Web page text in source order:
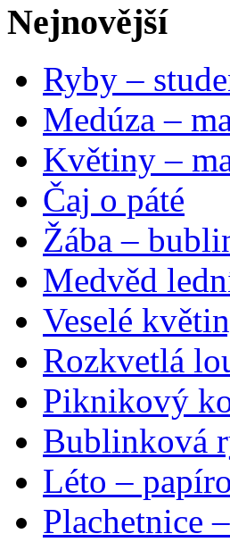
Nejnovější
Ryby –
Medúza –
Květiny –
Čaj o páté
Žába –
Medvěd
Veselé
Rozkvetlá
Piknikový
Bublinková
Léto –
Plachetnice